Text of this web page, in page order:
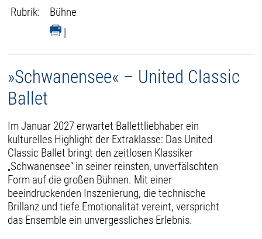
Rubrik:
Bühne
|
»Schwanensee« – United Classic
Ballet
Im Januar 2027 erwartet Ballettliebhaber ein
kulturelles Highlight der Extraklasse: Das United
Classic Ballet bringt den zeitlosen Klassiker
„Schwanensee“ in seiner reinsten, unverfälschten
Form auf die großen Bühnen. Mit einer
beeindruckenden Inszenierung, die technische
Brillanz und tiefe Emotionalität vereint, verspricht
das Ensemble ein unvergessliches Erlebnis.